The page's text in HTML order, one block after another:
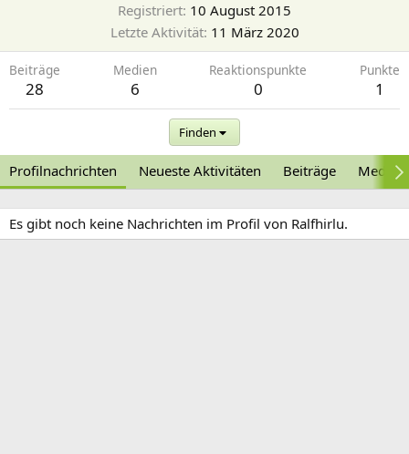
Registriert 10 August 2015
Letzte Aktivität 11 März 2020
Beiträge
28
Medien
6
Reaktionspunkte
0
Punkte
1
Finden
Profilnachrichten Neueste Aktivitäten Beiträge Medien
Es gibt noch keine Nachrichten im Profil von Ralfhirlu.